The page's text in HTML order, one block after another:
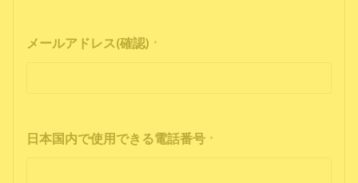
メールアドレス(確認) *
日本国内で使用できる電話番号 *